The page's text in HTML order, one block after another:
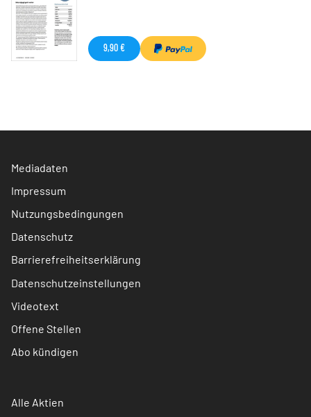
9,90 €
Mediadaten
Impressum
Nutzungsbedingungen
Datenschutz
Barrierefreiheitserklärung
Datenschutzeinstellungen
Videotext
Offene Stellen
Abo kündigen
Alle Aktien